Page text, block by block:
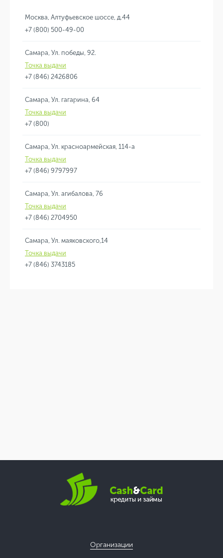
Москва, Алтуфьевское шоссе, д.44
+7 (800) 500-49-00
Самара, Ул. победы, 92.
Точка выдачи
+7 (846) 2426806
Самара, Ул. гагарина, 64
Точка выдачи
+7 (800)
Самара, Ул. красноармейская, 114-а
Точка выдачи
+7 (846) 9797997
Самара, Ул. агибалова, 76
Точка выдачи
+7 (846) 2704950
Самара, Ул. маяковского,14
Точка выдачи
+7 (846) 3743185
Организации